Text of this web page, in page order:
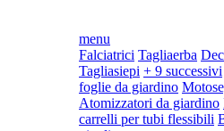
menu
Falciatrici Tagliaerba
Tagliasiepi + 9 successivi
foglie da giardino
Atomizzatori da giardino
carrelli per tubi flessibili